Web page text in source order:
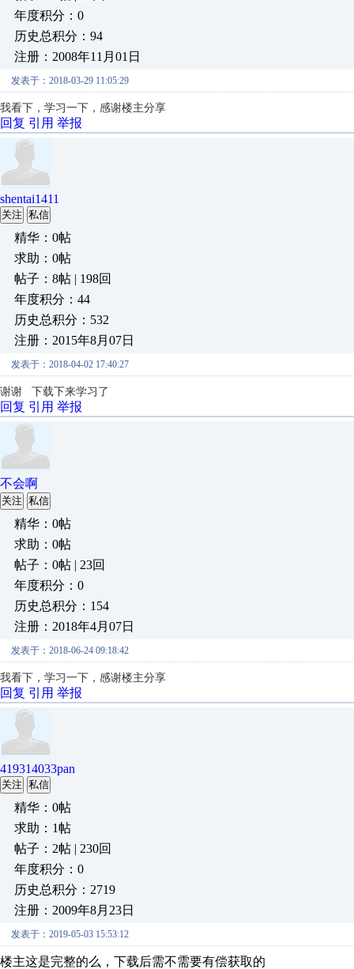
年度积分：0
历史总积分：94
注册：2008年11月01日
发表于：2018-03-29 11:05:29
我看下，学习一下，感谢楼主分享
回复 引用 举报
shentai1411
关注 私信
精华：0帖
求助：0帖
帖子：8帖 | 198回
年度积分：44
历史总积分：532
注册：2015年8月07日
发表于：2018-04-02 17:40:27
谢谢 下载下来学习了
回复 引用 举报
不会啊
关注 私信
精华：0帖
求助：0帖
帖子：0帖 | 23回
年度积分：0
历史总积分：154
注册：2018年4月07日
发表于：2018-06-24 09:18:42
我看下，学习一下，感谢楼主分享
回复 引用 举报
419314033pan
关注 私信
精华：0帖
求助：1帖
帖子：2帖 | 230回
年度积分：0
历史总积分：2719
注册：2009年8月23日
发表于：2019-05-03 15:53:12
楼主这是完整的么，下载后需不需要有偿获取的